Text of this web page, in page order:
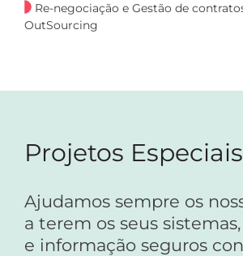
Re-negociação e Gestão de
OutSourcing
Projetos Especiais
Ajudamos sempre os
a terem os seus
e informação seguros